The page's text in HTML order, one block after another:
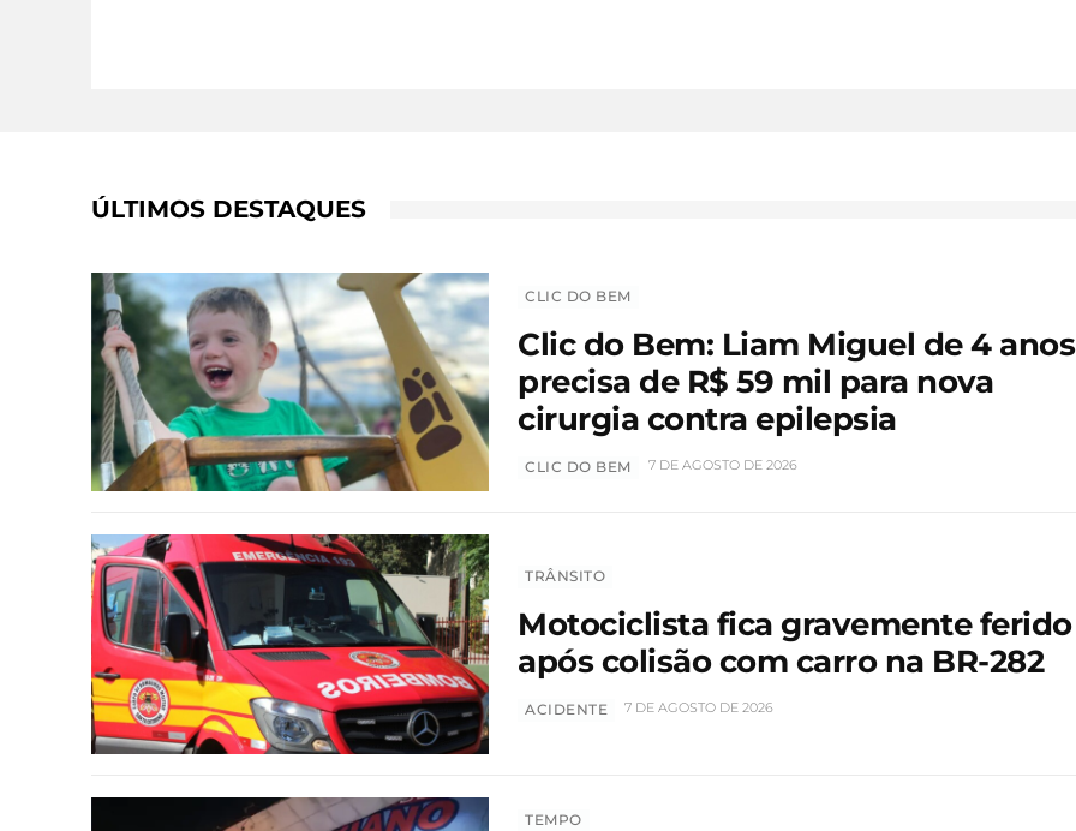
ÚLTIMOS DESTAQUES
CLIC DO BEM
Clic do Bem: Liam Miguel de 4 anos
precisa de R$ 59 mil para nova
cirurgia contra epilepsia
CLIC DO BEM 7 DE AGOSTO DE 2026
TRÂNSITO
Motociclista fica gravemente ferido
após colisão com carro na BR-282
ACIDENTE 7 DE AGOSTO DE 2026
TEMPO